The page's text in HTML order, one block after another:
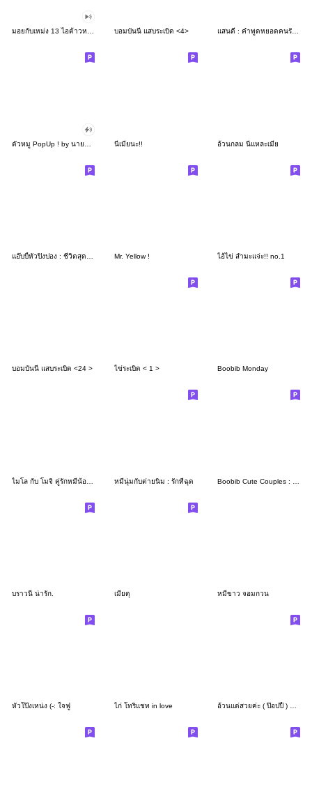
มอยกับเหม่ง 13 ไอต้าวหนึบหนับ บอมบันนี่ แสบระเบิด <4> แสนดี : คำพูดหยอดคนรักในทุกๆวัน
นี่เมียนะ!! อ้วนกลม นี่แหละเมีย
Mr. Yellow ! ไอ้ไข่ สำมะแจ่ะ!! no.1
บอมบันนี่ แสบระเบิด <24 > ไข่ระเบิด < 1 > Boobib Monday
หมีนุ่มกับต่ายนิ่ม : รักที่ฉุด
บราวนี่ น่ารัก. เมียดุ หมีขาว จอมกวน
หัวโป๊งเหน่ง (-: ใจฟู ไก่ โทริแชท in love อ้วนแต่สวยค่ะ ( ป๊อปปี้ ) by นายต้นไม้